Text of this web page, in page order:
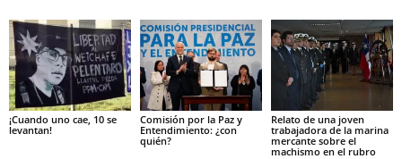
¡Cuando uno cae, 10 se
levantan!
Comisión por la Paz y
Entendimiento: ¿con
quién?
Relato de una joven
trabajadora de la marina
mercante sobre el
machismo en el rubro